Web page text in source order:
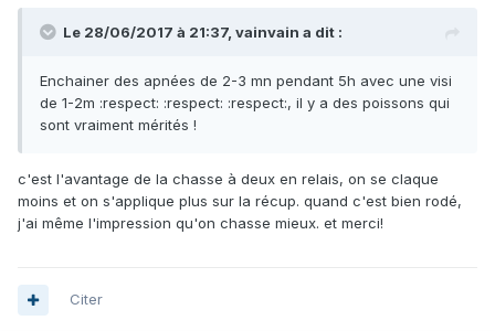
Le 28/06/2017 à 21:37, vainvain a dit :
Enchainer des apnées de 2-3 mn pendant 5h avec une visi
de 1-2m :respect: :respect: :respect:, il y a des poissons qui
sont vraiment mérités !
c'est l'avantage de la chasse à deux en relais, on se claque
moins et on s'applique plus sur la récup. quand c'est bien rodé,
j'ai même l'impression qu'on chasse mieux. et merci!
Citer